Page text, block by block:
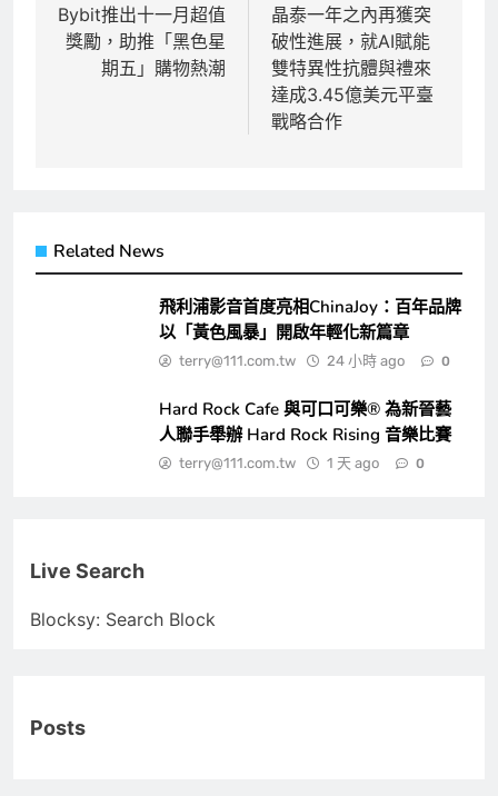
章
導
Bybit推出十一月超值
獎勵，助推「黑色星
期五」購物熱潮
晶泰一年之內再獲突
破性進展，就AI賦能
雙特異性抗體與禮來
達成3.45億美元平臺
戰略合作
Related News
飛利浦影音首度亮相ChinaJoy：百年品牌
以「黃色風暴」開啟年輕化新篇章
terry@111.com.tw 24 小時 ago 0
Hard Rock Cafe 與可口可樂® 為新晉藝
人聯手舉辦 Hard Rock Rising 音樂比賽
terry@111.com.tw 1 天 ago 0
Live Search
Blocksy: Search Block
Posts